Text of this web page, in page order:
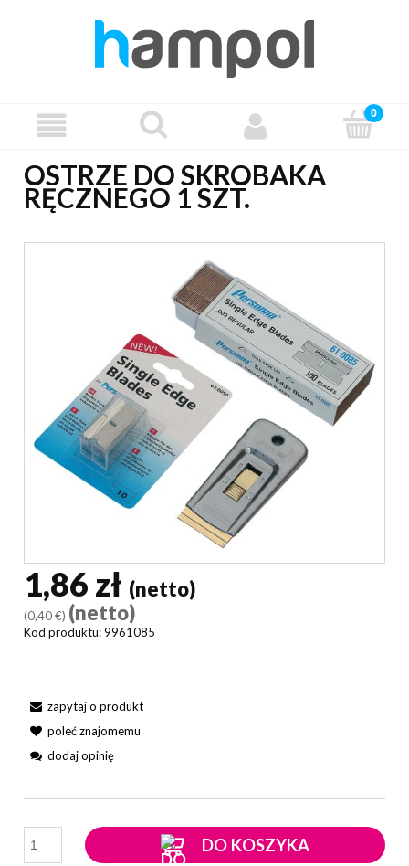
OSTRZE DO SKROBAKA
RĘCZNEGO 1 SZT. -
1,86 zł (netto)
(0,40 €) (netto)
Kod produktu:9961085
zapytaj o produkt
poleć znajomemu
dodaj opinię
DO KOSZYKA